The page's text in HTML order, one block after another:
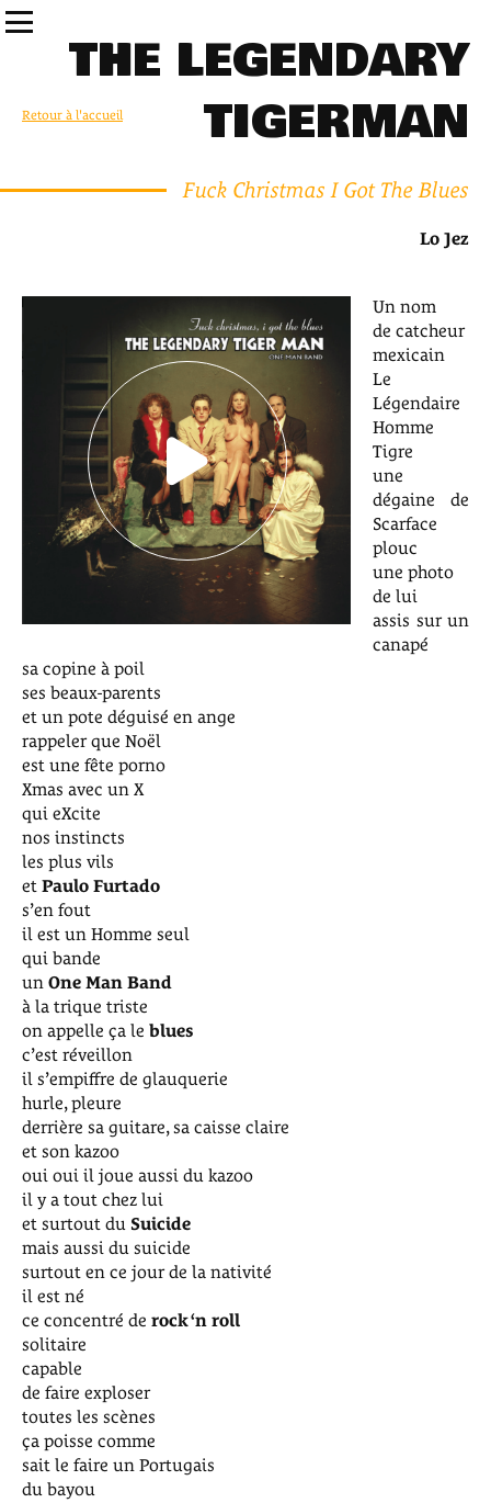
Retour à l'accueil
THE LEGENDARY
TIGERMAN
Fuck Christmas I Got The Blues
Lo Jez
Un nom
de catcheur
mexicain
Le
Légendaire
Homme
Tigre
une
dégaine de
Scarface
plouc
une photo
de lui
assis sur un
canapé
sa copine à poil
ses beaux-parents
et un pote déguisé en ange
rappeler que Noël
est une fête porno
Xmas avec un X
qui eXcite
nos instincts
les plus vils
et Paulo Furtado
s’en fout
il est un Homme seul
qui bande
un One Man Band
à la trique triste
on appelle ça le blues
c’est réveillon
il s’empiffre de glauquerie
hurle, pleure
derrière sa guitare, sa caisse claire
et son kazoo
oui oui il joue aussi du kazoo
il y a tout chez lui
et surtout du Suicide
mais aussi du suicide
surtout en ce jour de la nativité
il est né
ce concentré de rock ‘n roll
solitaire
capable
de faire exploser
toutes les scènes
ça poisse comme
sait le faire un Portugais
du bayou